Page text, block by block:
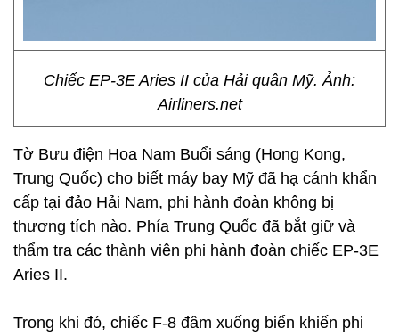
Chiếc EP-3E Aries II của Hải quân Mỹ. Ảnh:
Airliners.net
Tờ Bưu điện Hoa Nam Buổi sáng (Hong Kong,
Trung Quốc) cho biết máy bay Mỹ đã hạ cánh khẩn
cấp tại đảo Hải Nam, phi hành đoàn không bị
thương tích nào. Phía Trung Quốc đã bắt giữ và
thẩm tra các thành viên phi hành đoàn chiếc EP-3E
Aries II.
Trong khi đó, chiếc F-8 đâm xuống biển khiến phi